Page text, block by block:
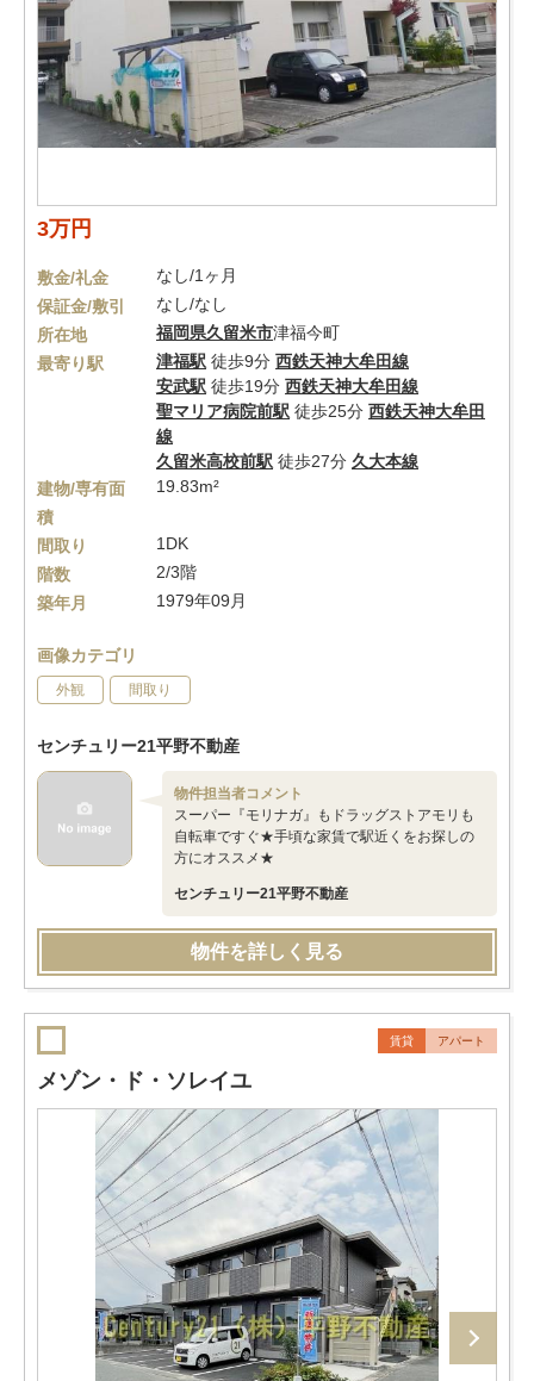
3万円
敷金/礼金
なし/1ヶ月
保証金/敷引
なし/なし
所在地
福岡県久留米市津福今町
最寄り駅
津福駅 徒歩9分 西鉄天神大牟田線
安武駅 徒歩19分 西鉄天神大牟田線
聖マリア病院前駅 徒歩25分 西鉄天神大牟田
線
久留米高校前駅 徒歩27分 久大本線
建物/専有面
積
19.83m²
間取り
1DK
階数
2/3階
築年月
1979年09月
画像カテゴリ
外観 間取り
センチュリー21平野不動産
物件担当者コメント
スーパー『モリナガ』もドラッグストアモリも
自転車ですぐ★手頃な家賃で駅近くをお探しの
方にオススメ★
センチュリー21平野不動産
物件を詳しく見る
賃貸 アパート
メゾン・ド・ソレイユ